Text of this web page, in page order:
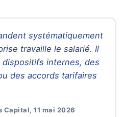
systématiquement
travaille le salarié. Il
internes, des
des accords tarifaires
Capital, 11 mai 2026